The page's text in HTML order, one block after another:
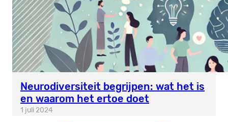
Neurodiversiteit begrijpen: wat het is
en waarom het ertoe doet
1 juli 2024